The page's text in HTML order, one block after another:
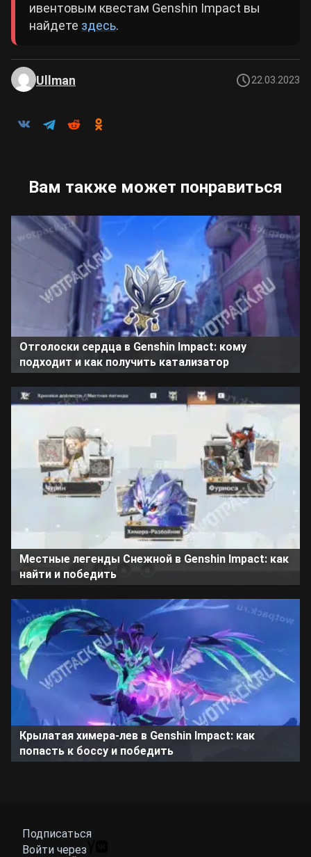
ивентовым квестам Genshin Impact вы
найдете здесь.
Ullman 22.03.2023
Вам также может понравиться
Отголоски сердца в Genshin Impact: кому
подходит и как получить катализатор
Местные легенды Снежной в Genshin Impact: как
найти и победить
Крылатая химера-лев в Genshin Impact: как
попасть к боссу и победить
Подписаться
Войти через